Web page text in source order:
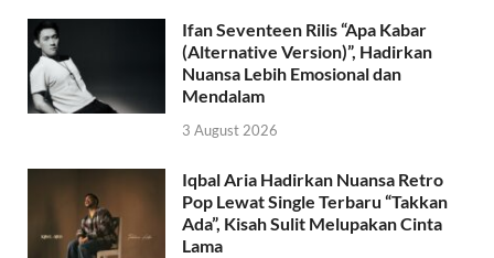
Ifan Seventeen Rilis “Apa Kabar
(Alternative Version)”, Hadirkan
Nuansa Lebih Emosional dan
Mendalam
3 August 2026
Iqbal Aria Hadirkan Nuansa Retro
Pop Lewat Single Terbaru “Takkan
Ada”, Kisah Sulit Melupakan Cinta
Lama